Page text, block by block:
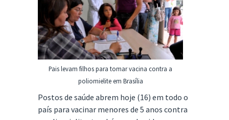
Pais levam filhos para tomar vacina contra a
poliomielite em Brasília
Postos de saúde abrem hoje (16) em todo o
país para vacinar menores de 5 anos contra